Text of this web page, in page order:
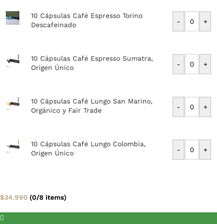
10 Cápsulas Café Espresso Torino
Descafeinado
- +
10 Cápsulas Café Espresso Sumatra,
Origen Único
- +
10 Cápsulas Café Lungo San Marino,
Orgánico y Fair Trade
- +
10 Cápsulas Café Lungo Colombia,
Origen Único
- +
$34.990 (0/8 items)